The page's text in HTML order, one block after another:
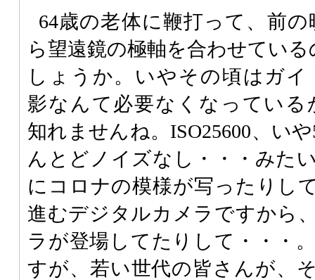
64歳の老体に鞭打って、前の
ら望遠鏡の極軸を合わせている
しょうか。いやその頃はガイ
影なんて必要なくなっている
知れませんね。ISO25600、い
んとどノイズなし・・・みた
にコロナの模様が写ったりし
進むデジタルカメラですから
ラが登場してたりして・・・
すが、若い世代の皆さんが、